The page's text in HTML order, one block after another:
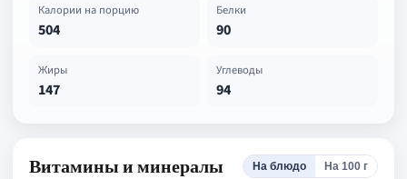
Калории на порцию
504
Белки
90
Жиры
147
Углеводы
94
Витамины и минералы На блюдо На 100 г